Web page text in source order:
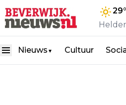
29
Nieuws ▼ Cultuur